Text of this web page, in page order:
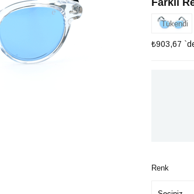
Farklı
Tükendi
₺903,67
Renk